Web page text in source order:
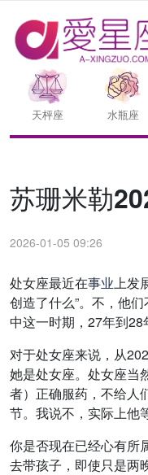
天枰座 水瓶座
苏珊米勒
2026-01-05 09:26
处女座最近在事业上发
创造了什么”。不，他
中这一时期，27年到
对于处女座来说，从
她是处女座。处女座当
者）正确服药，不给人
节。我说不，实际上他
你是否现在已经心有所
去带孩子，即使只是两